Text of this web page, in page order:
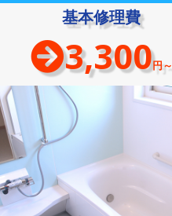
基本修理費
3,300円～